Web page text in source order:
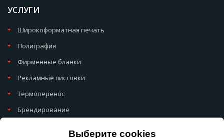
Выберите cookies
УСЛУГИ
Широкоформатная печать
Полиграфия
Фирменные бланки
Рекламные листовки
Термоперенос
Брендирование